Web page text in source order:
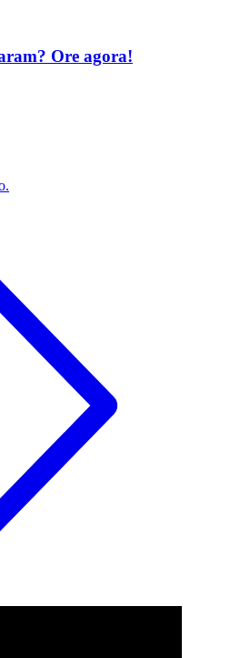
Ore agora!